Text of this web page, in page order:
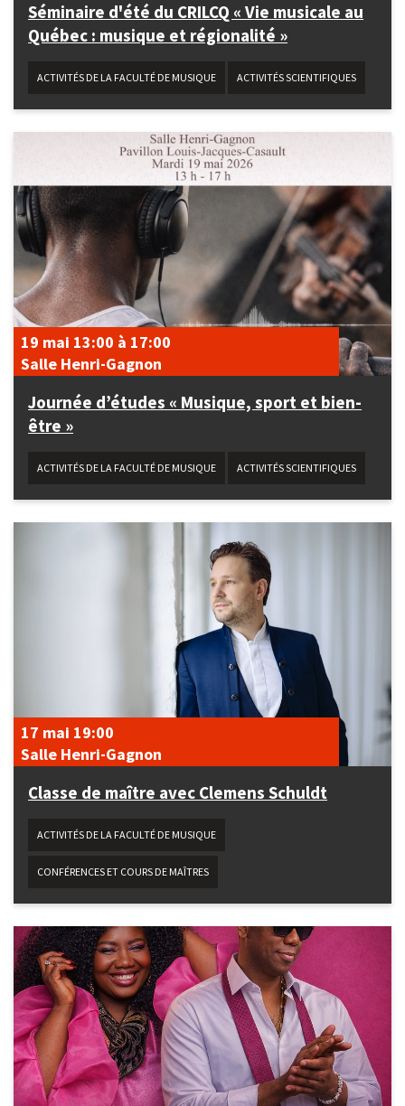
Séminaire d'été du CRILCQ « Vie musicale au
Québec : musique et régionalité »
ACTIVITÉS DE LA FACULTÉ DE MUSIQUE ACTIVITÉS SCIENTIFIQUES
Journée d’études « Musique, sport et bien-
être »
19 mai 13:00 à 17:00
Salle Henri-Gagnon
ACTIVITÉS DE LA FACULTÉ DE MUSIQUE ACTIVITÉS SCIENTIFIQUES
Classe de maître avec Clemens Schuldt
17 mai 19:00
Salle Henri-Gagnon
ACTIVITÉS DE LA FACULTÉ DE MUSIQUE
CONFÉRENCES ET COURS DE MAÎTRES